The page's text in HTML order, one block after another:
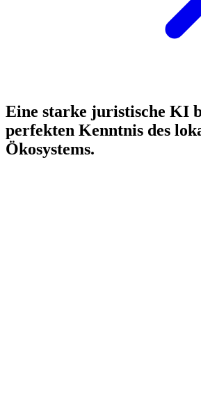
Eine starke juristische KI
perfekten Kenntnis des
Ökosystems.